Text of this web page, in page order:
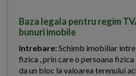
Baza legala pentru regim
bunuri imobile
Intrebare:Schimb imobiliar intre
fizica , prin care o persoana fizica
da un bloc la valoarea terenului